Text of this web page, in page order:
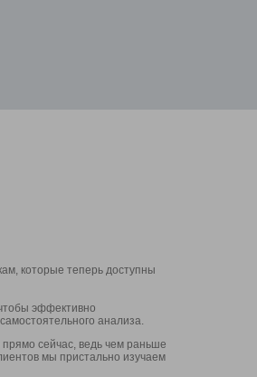
которые теперь доступны
эффективно
анализа.
сейчас, ведь чем раньше
мы пристально изучаем